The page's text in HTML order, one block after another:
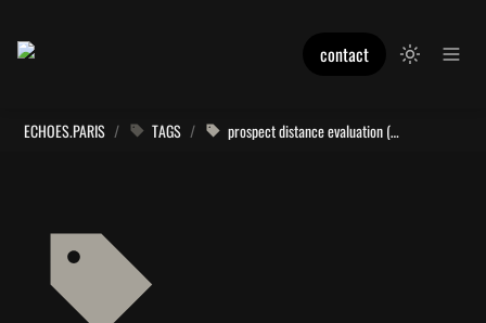
contact
ECHOES.PARIS / TAGS / prospect distance evaluation (PDE) [m]